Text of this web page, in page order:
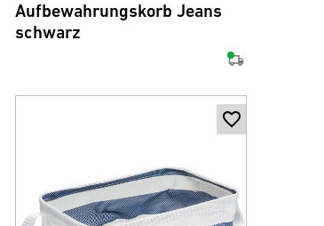
Aufbewahrungskorb Jeans
schwarz